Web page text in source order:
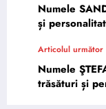
Numele
și
Articolul următor
Numele
trăsături și